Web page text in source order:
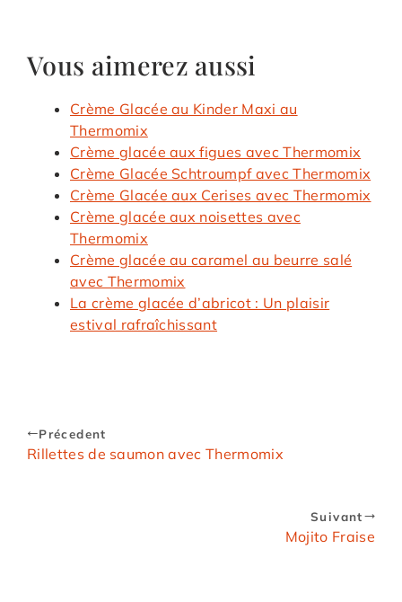
Vous aimerez aussi
Crème Glacée au Kinder Maxi au
Thermomix
Crème glacée aux figues avec Thermomix
Crème Glacée Schtroumpf avec Thermomix
Crème Glacée aux Cerises avec Thermomix
Crème glacée aux noisettes avec
Thermomix
Crème glacée au caramel au beurre salé
avec Thermomix
La crème glacée d’abricot : Un plaisir
estival rafraîchissant
Précedent
Rillettes de saumon avec Thermomix
Suivant
Mojito Fraise